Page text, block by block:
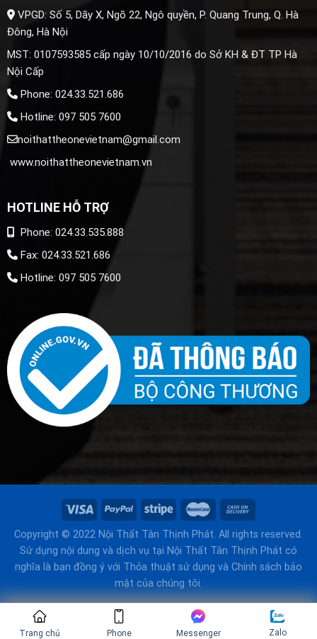
VPGD: Số 5, Dãy X, Ngõ 22, Ngô quyền, P. Quang Trung, Q. Hà
Đông, Hà Nội
MST: 0107593585 cấp ngày 10/10/2016 do Sở KH & ĐT TP Hà
Nội Cấp
Phone: 024.33.521.686
Hotline: 097 505 7600
noithattheonevietnam@gmail.com
www.noithattheonevietnam.vn
HOTLINE HỖ TRỢ
Phone: 024.33.535.888
Fax: 024.33.521.686
Hotline: 097 505 7600
Copyright © 2022 Nội Thất Tân Thịnh Phát. All rights reserved.
Sử dụng nội dung và dịch vụ tại Nội Thất Tân Thịnh Phát có
nghĩa là bạn đồng ý với Thỏa thuật sử dụng và Chính sách bảo
mật của chúng tôi.
Trang chủ Phone Messenger Zalo